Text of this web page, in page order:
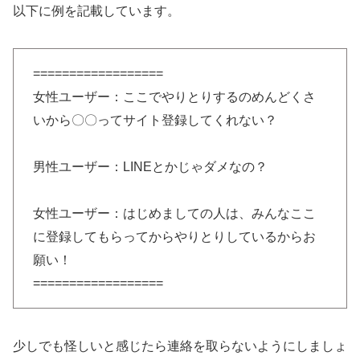
以下に例を記載しています。
==================
女性ユーザー：ここでやりとりするのめんどくさ
いから〇〇ってサイト登録してくれない？
男性ユーザー：LINEとかじゃダメなの？
女性ユーザー：はじめましての人は、みんなここ
に登録してもらってからやりとりしているからお
願い！
==================
少しでも怪しいと感じたら連絡を取らないようにしましょ